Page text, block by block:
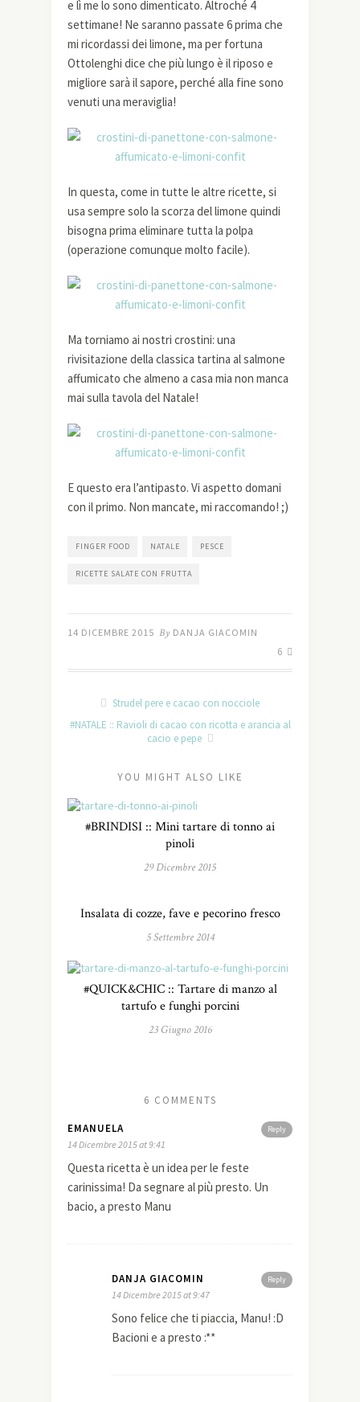
e lì me lo sono dimenticato. Altroché 4
settimane! Ne saranno passate 6 prima che
mi ricordassi dei limone, ma per fortuna
Ottolenghi dice che più lungo è il riposo e
migliore sarà il sapore, perché alla fine sono
venuti una meraviglia!
In questa, come in tutte le altre ricette, si
usa sempre solo la scorza del limone quindi
bisogna prima eliminare tutta la polpa
(operazione comunque molto facile).
Ma torniamo ai nostri crostini: una
rivisitazione della classica tartina al salmone
affumicato che almeno a casa mia non manca
mai sulla tavola del Natale!
E questo era l’antipasto. Vi aspetto domani
con il primo. Non mancate, mi raccomando! ;)
FINGER FOOD NATALE PESCE
RICETTE SALATE CON FRUTTA
14 DICEMBRE 2015 By DANJA GIACOMIN
6
Strudel pere e cacao con nocciole
#NATALE :: Ravioli di cacao con ricotta e arancia al
cacio e pepe
YOU MIGHT ALSO LIKE
#BRINDISI :: Mini tartare di tonno ai
pinoli
29 Dicembre 2015
Insalata di cozze, fave e pecorino fresco
5 Settembre 2014
#QUICK&CHIC :: Tartare di manzo al
tartufo e funghi porcini
23 Giugno 2016
6 COMMENTS
Reply
EMANUELA
14 Dicembre 2015 at 9:41
Questa ricetta è un idea per le feste
carinissima! Da segnare al più presto. Un
bacio, a presto Manu
Reply
DANJA GIACOMIN
14 Dicembre 2015 at 9:47
Sono felice che ti piaccia, Manu! :D
Bacioni e a presto :**